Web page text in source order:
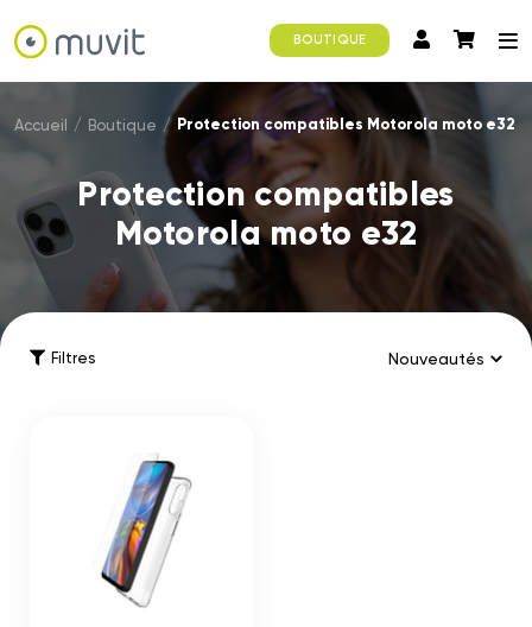
BOUTIQUE
Accueil / Boutique / Protection compatibles Motorola moto e32
Protection compatibles
Motorola moto e32
Filtres